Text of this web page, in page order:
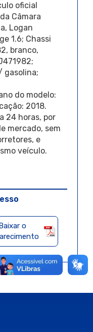
oficial
Câmara
Logan
1.6; Chassi
branco,
gasolina;
do modelo:
2018.
24 horas, por
mercado, sem
e
veículo.
o